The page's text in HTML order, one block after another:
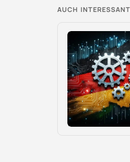
AUCH INTERESSANT